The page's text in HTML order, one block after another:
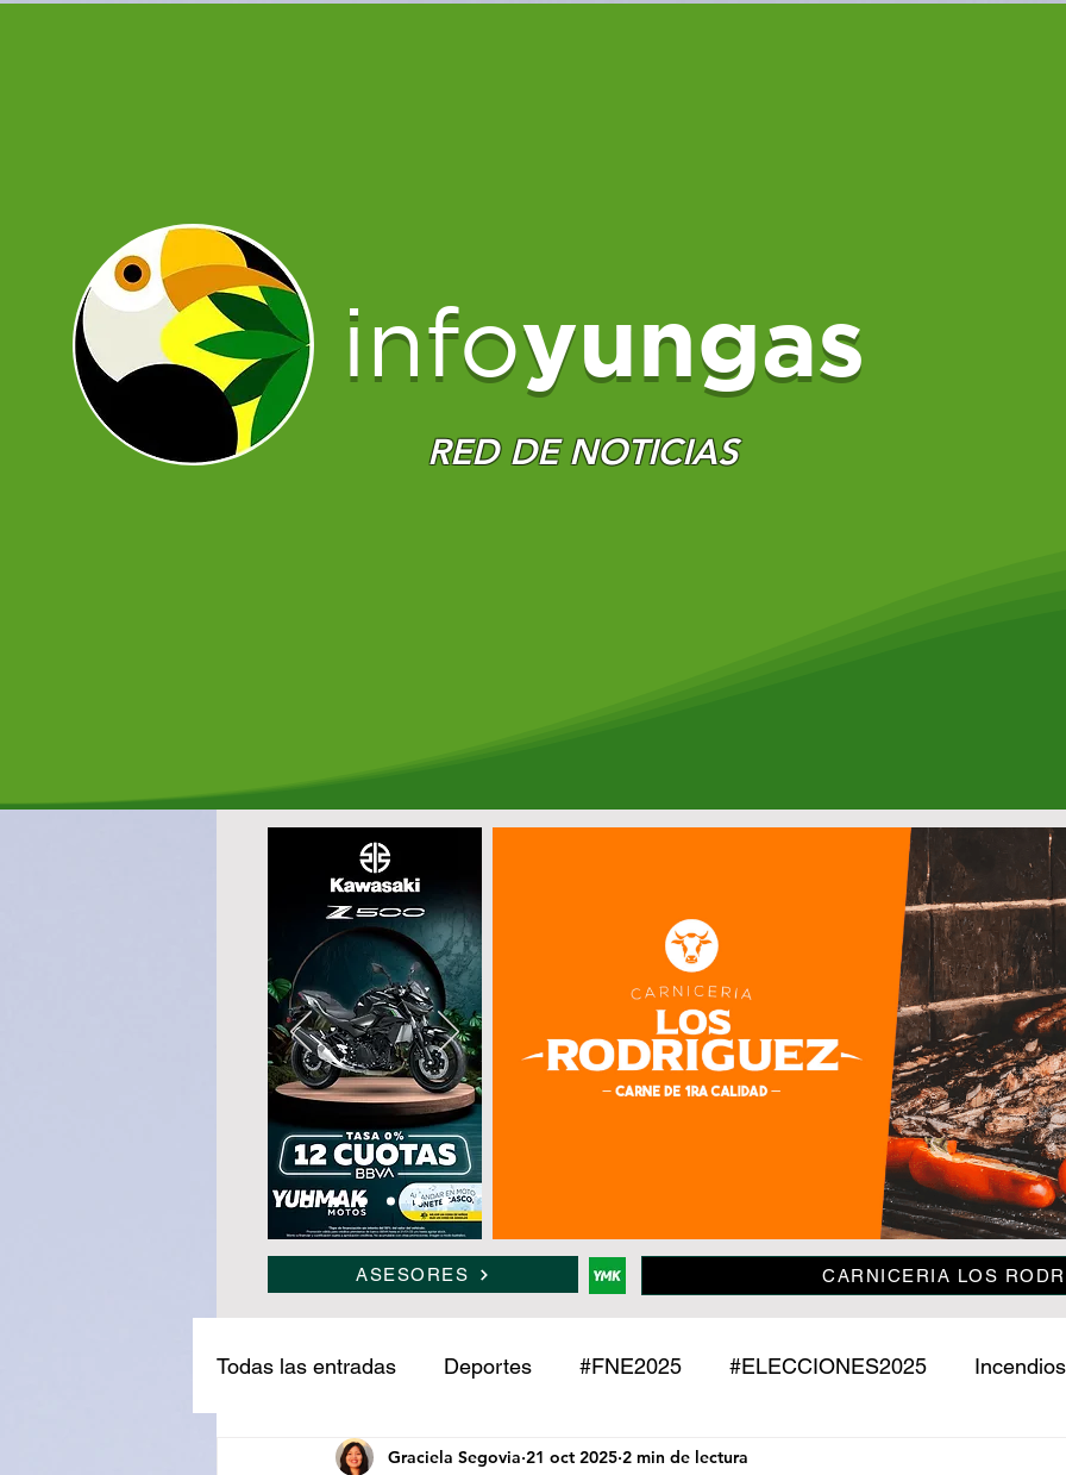
infoyungas
RED DE NOTICIAS
ASESORES CARNICERIA LOS
Todas las entradas Deportes #FNE2025 #ELECCIONES2025
Narcotráfico Ledesma Policiales Jujuy
Graciela Segovia 21 oct 2025 2 min de lectura